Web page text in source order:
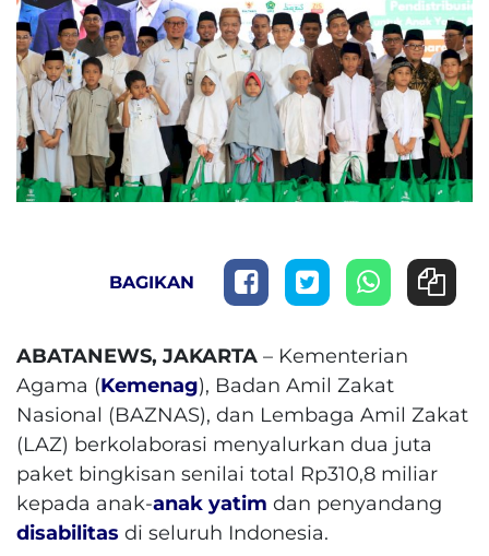
BAGIKAN
ABATANEWS, JAKARTA – Kementerian
Agama (Kemenag), Badan Amil Zakat
Nasional (BAZNAS), dan Lembaga Amil Zakat
(LAZ) berkolaborasi menyalurkan dua juta
paket bingkisan senilai total Rp310,8 miliar
kepada anak-anak yatim dan penyandang
disabilitas di seluruh Indonesia.